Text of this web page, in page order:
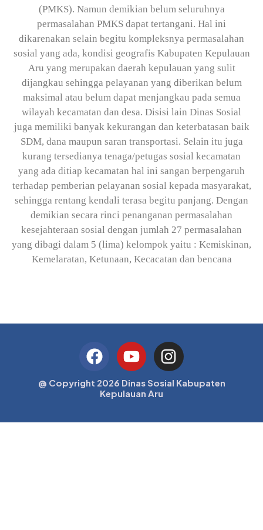
(PMKS). Namun demikian belum seluruhnya
permasalahan PMKS dapat tertangani. Hal ini
dikarenakan selain begitu kompleksnya permasalahan
sosial yang ada, kondisi geografis Kabupaten Kepulauan
Aru yang merupakan daerah kepulauan yang sulit
dijangkau sehingga pelayanan yang diberikan belum
maksimal atau belum dapat menjangkau pada semua
wilayah kecamatan dan desa. Disisi lain Dinas Sosial
juga memiliki banyak kekurangan dan keterbatasan baik
SDM, dana maupun saran transportasi. Selain itu juga
kurang tersedianya tenaga/petugas sosial kecamatan
yang ada ditiap kecamatan hal ini sangan berpengaruh
terhadap pemberian pelayanan sosial kepada masyarakat,
sehingga rentang kendali terasa begitu panjang. Dengan
demikian secara rinci penanganan permasalahan
kesejahteraan sosial dengan jumlah 27 permasalahan
yang dibagi dalam 5 (lima) kelompok yaitu : Kemiskinan,
Kemelaratan, Ketunaan, Kecacatan dan bencana
@ Copyright 2026 Dinas Sosial Kabupaten
Kepulauan Aru